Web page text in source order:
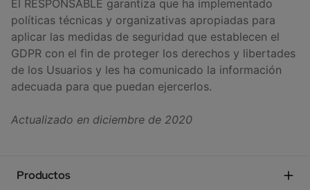
El RESPONSABLE garantiza que ha implementado
políticas técnicas y organizativas apropiadas para
aplicar las medidas de seguridad que establecen el
GDPR con el fin de proteger los derechos y libertades
de los Usuarios y les ha comunicado la información
adecuada para que puedan ejercerlos.
Actualizado en diciembre de 2020
Productos